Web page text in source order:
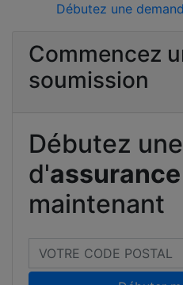
Débutez une
Commencez
soumission
Débutez
d'
maintenant